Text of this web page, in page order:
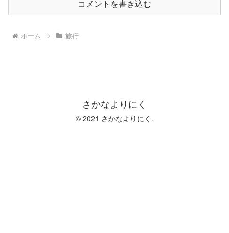
コメントを書き込む
ホーム 旅行
さかなよりにく
© 2021 さかなよりにく.